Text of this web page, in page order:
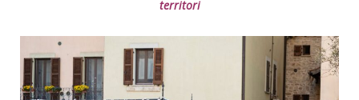
territori